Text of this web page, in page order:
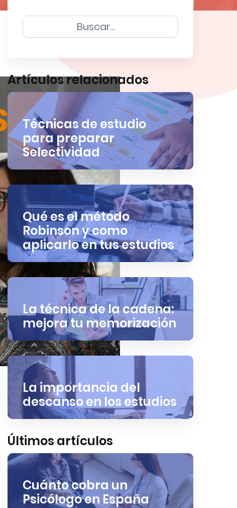
Artículos relacionados
Técnicas de estudio
para preparar
Selectividad
Qué es el método
Robinson y como
aplicarlo en tus estudios
La técnica de la cadena:
mejora tu memorización
La importancia del
descanso en los estudios
Últimos artículos
Cuánto cobra un
Psicólogo en España